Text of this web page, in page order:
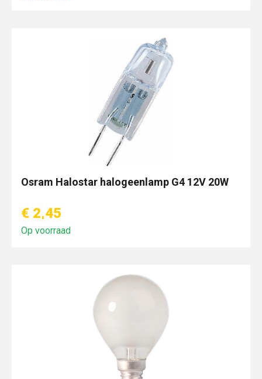
Osram Halostar halogeenlamp G4 12V 20W
€ 2,45
Op voorraad